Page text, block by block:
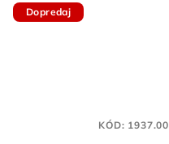
Dopredaj
KÓD: 1937.00